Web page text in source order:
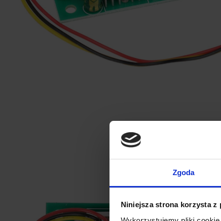
Zgoda
Niniejsza strona korzysta z